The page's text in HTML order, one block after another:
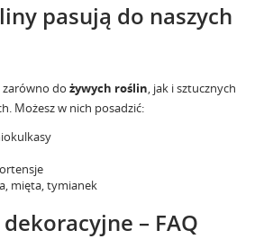
pasują do naszych
zarówno do żywych roślin, jak isztucznych
. Możesz w nich posadzić:
mięta, tymianek
– FAQ